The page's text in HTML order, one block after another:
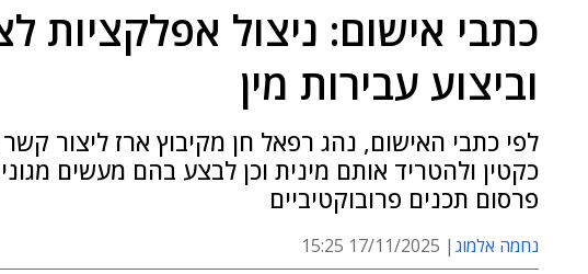
כתבי אישום: ניצול אפלקציות
וביצוע עבירות מין
לפי כתבי האישום, נהג רפאל חן מקיבוץ ארז ליצור
כקטין ולהטריד אותם מינית וכן לבצע בהם מעשים
פרסום תכנים פרובוקטיביים
נחמה אלמוג 17/11/2025 15:25